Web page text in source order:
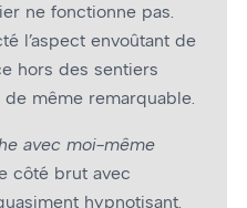
ne fonctionne pas.
l’aspect envoûtant de
hors des sentiers
même remarquable.
avec moi-même
côté brut avec
hypnotisant.